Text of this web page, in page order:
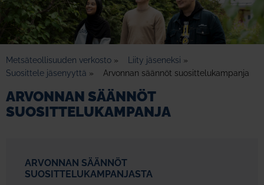
Metsäteollisuuden verkosto » Liity jäseneksi »
Suosittele jäsenyyttä » Arvonnan säännöt suosittelukampanja
ARVONNAN SÄÄNNÖT
SUOSITTELUKAMPANJA
ARVONNAN SÄÄNNÖT
SUOSITTELUKAMPANJASTA